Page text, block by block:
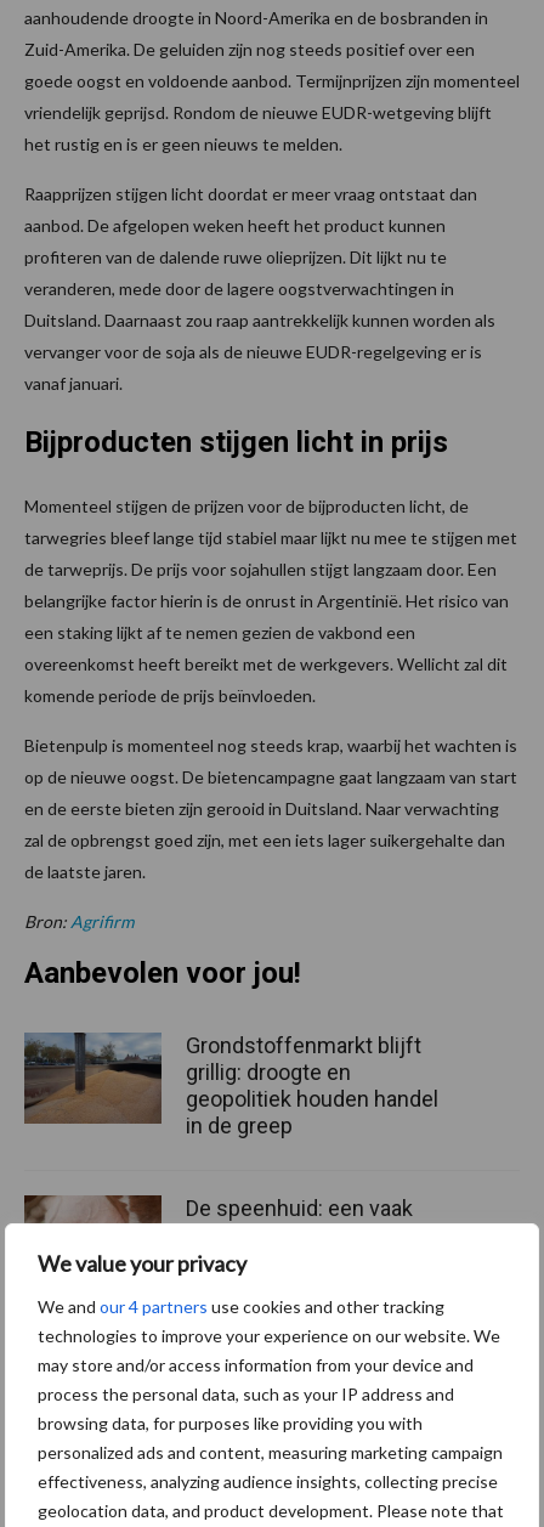
We value your privacy
We and our 4 partners use cookies and other tracking
technologies to improve your experience on our website. We
may store and/or access information from your device and
process the personal data, such as your IP address and
browsing data, for purposes like providing you with
personalized ads and content, measuring marketing campaign
effectiveness, analyzing audience insights, collecting precise
geolocation data, and product development. Please note that
aanhoudende droogte in Noord-Amerika en de bosbranden in
Zuid-Amerika. De geluiden zijn nog steeds positief over een
goede oogst en voldoende aanbod. Termijnprijzen zijn momenteel
vriendelijk geprijsd. Rondom de nieuwe EUDR-wetgeving blijft
het rustig en is er geen nieuws te melden.
Raapprijzen stijgen licht doordat er meer vraag ontstaat dan
aanbod. De afgelopen weken heeft het product kunnen
profiteren van de dalende ruwe olieprijzen. Dit lijkt nu te
veranderen, mede door de lagere oogstverwachtingen in
Duitsland. Daarnaast zou raap aantrekkelijk kunnen worden als
vervanger voor de soja als de nieuwe EUDR-regelgeving er is
vanaf januari.
Bijproducten stijgen licht in prijs
Momenteel stijgen de prijzen voor de bijproducten licht, de
tarwegries bleef lange tijd stabiel maar lijkt nu mee te stijgen met
de tarweprijs. De prijs voor sojahullen stijgt langzaam door. Een
belangrijke factor hierin is de onrust in Argentinië. Het risico van
een staking lijkt af te nemen gezien de vakbond een
overeenkomst heeft bereikt met de werkgevers. Wellicht zal dit
komende periode de prijs beïnvloeden.
Bietenpulp is momenteel nog steeds krap, waarbij het wachten is
op de nieuwe oogst. De bietencampagne gaat langzaam van start
en de eerste bieten zijn gerooid in Duitsland. Naar verwachting
zal de opbrengst goed zijn, met een iets lager suikergehalte dan
de laatste jaren.
Bron: Agrifirm
Aanbevolen voor jou!
Grondstoffenmarkt blijft
grillig: droogte en
geopolitiek houden handel
in de greep
De speenhuid: een vaak
voor mastitis
ForFarmers ziet volume en
marktaandeel groeien in
krimpende Nederlandse
markt